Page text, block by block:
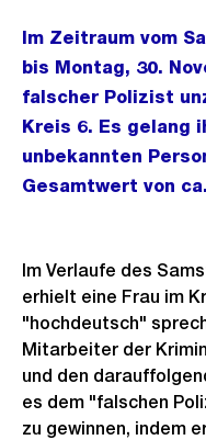
Im Zeitraum vom
bis Montag, 30.
falscher Polizist
Kreis 6. Es gelang
unbekannten
Gesamtwert von
Im Verlaufe des
erhielt eine Frau im
"hochdeutsch"
Mitarbeiter der
und den
es dem "falschen
zu gewinnen, indem